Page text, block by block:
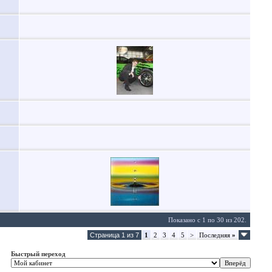
Показано с 1 по 30 из 202.
Страница 1 из 7 1 2 3 4 5 > Последняя »
Быстрый переход